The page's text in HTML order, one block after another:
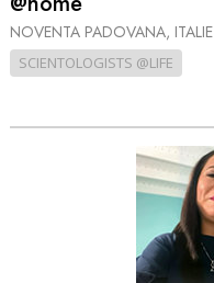
NOVENTA PADOVANA, ITALIE
SCIENTOLOGISTS @LIFE